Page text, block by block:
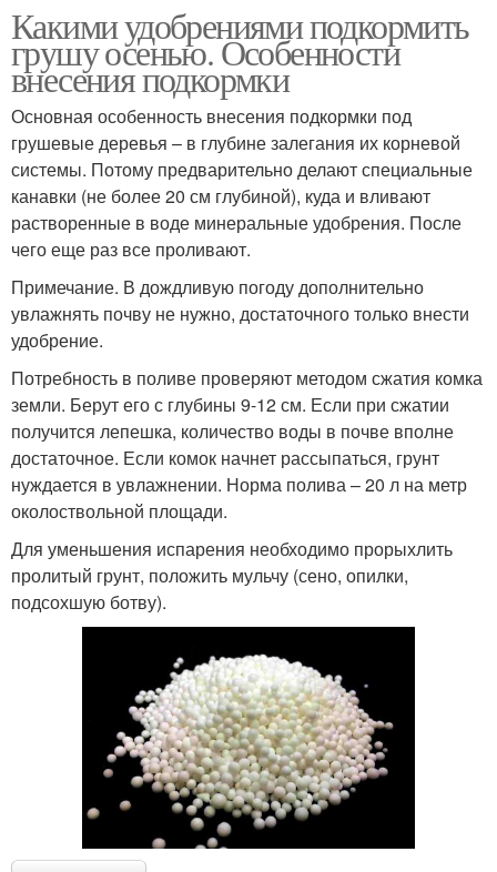
Какими удобрениями подкормить
грушу осенью. Особенности
внесения подкормки
Основная особенность внесения подкормки под
грушевые деревья – в глубине залегания их корневой
системы. Потому предварительно делают специальные
канавки (не более 20 см глубиной), куда и вливают
растворенные в воде минеральные удобрения. После
чего еще раз все проливают.
Примечание. В дождливую погоду дополнительно
увлажнять почву не нужно, достаточного только внести
удобрение.
Потребность в поливе проверяют методом сжатия комка
земли. Берут его с глубины 9-12 см. Если при сжатии
получится лепешка, количество воды в почве вполне
достаточное. Если комок начнет рассыпаться, грунт
нуждается в увлажнении. Норма полива – 20 л на метр
околоствольной площади.
Для уменьшения испарения необходимо прорыхлить
пролитый грунт, положить мульчу (сено, опилки,
подсохшую ботву).